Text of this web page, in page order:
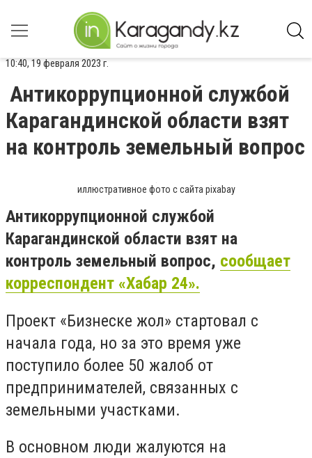
10:40, 19 февраля 2023 г.
Антикоррупционной службой
Карагандинской области взят
на контроль земельный вопрос
иллюстративное фото с сайта pixabay
Антикоррупционной службой
Карагандинской области взят на
контроль земельный вопрос, сообщает
корреспондент «Хабар 24».
Проект «Бизнеске жол» стартовал с
начала года, но за это время уже
поступило более 50 жалоб от
предпринимателей, связанных с
земельными участками.
В основном люди жалуются на